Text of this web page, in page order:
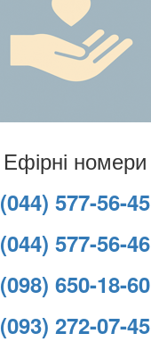
Ефірні номери
(044) 577-56-45
(044) 577-56-46
(098) 650-18-60
(093) 272-07-45